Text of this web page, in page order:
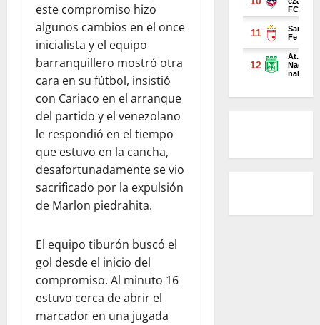
este compromiso hizo
algunos cambios en el once
inicialista y el equipo
barranquillero mostró otra
cara en su fútbol, insistió
con Cariaco en el arranque
del partido y el venezolano
le respondió en el tiempo
que estuvo en la cancha,
desafortunadamente se vio
sacrificado por la expulsión
de Marlon piedrahita.
El equipo tiburón buscó el
gol desde el inicio del
compromiso. Al minuto 16
estuvo cerca de abrir el
marcador en una jugada